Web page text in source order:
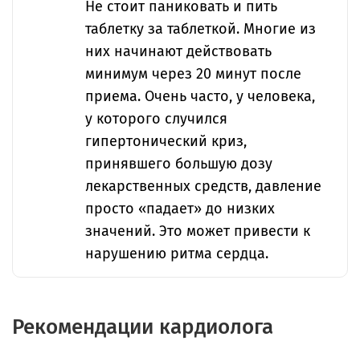
Не стоит паниковать и пить
таблетку за таблеткой. Многие из
них начинают действовать
минимум через 20 минут после
приема. Очень часто, у человека,
у которого случился
гипертонический криз,
принявшего большую дозу
лекарственных средств, давление
просто «падает» до низких
значений. Это может привести к
нарушению ритма сердца.
Рекомендации кардиолога